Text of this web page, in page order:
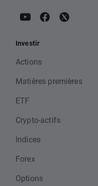
Investir
Actions
Matières premières
ETF
Crypto-actifs
Indices
Forex
Options